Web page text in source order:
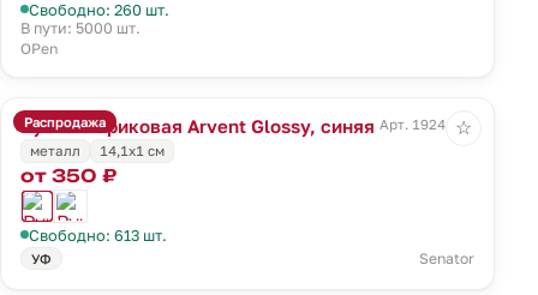
Свободно: 260 шт.
В пути: 5000 шт.
OPen
Распродажа
Ручка шариковая Arvent Glossy, синяя Арт. 19241.40
металл
14,1х1 см
от 350 ₽
Свободно: 613 шт.
УФ Senator
☆